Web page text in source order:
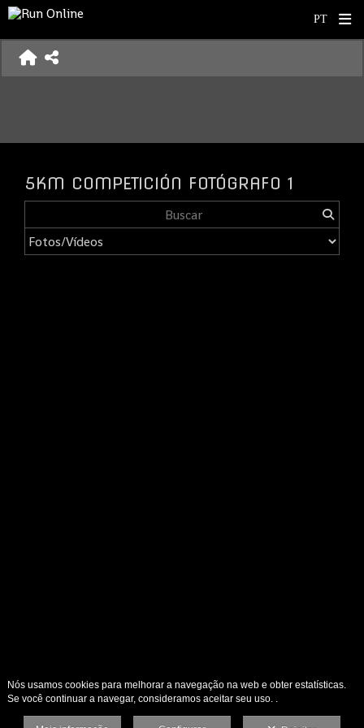
5KM COMPETICIÓN FOTÓGRAFO 1
Nós usamos cookies para melhorar a navegação na web e obter estatísticas.
Se você continuar a navegar, consideramos aceitar seu uso. .